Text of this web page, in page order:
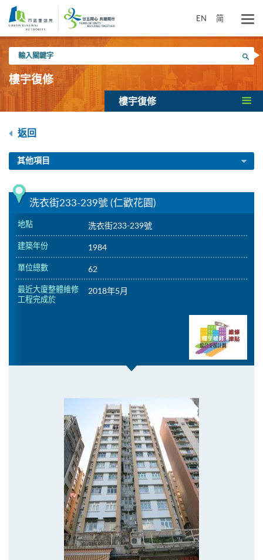
內
EN 简
入
關
鍵
搜尋
樓宇復修
樓宇復修
返回
其他項目
洗衣街233-239號 (仁歡花園)
地點 洗衣街233-239號
建築年份 1984
單位總數 62
最近大廈整體維修
工程完成於
2018年5月